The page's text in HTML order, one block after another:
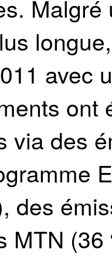
avec
ont
via des
des
MTN